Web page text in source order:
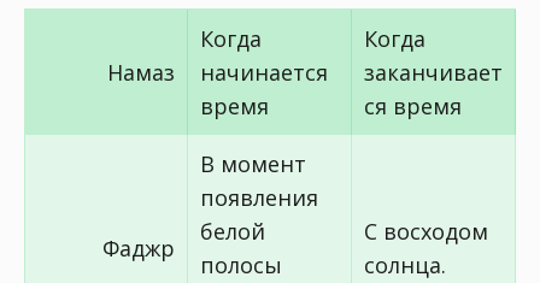
Намаз
Когда
начинается
время
Когда
заканчивает
ся время
Фаджр
В момент
появления
белой
полосы
С восходом
солнца.